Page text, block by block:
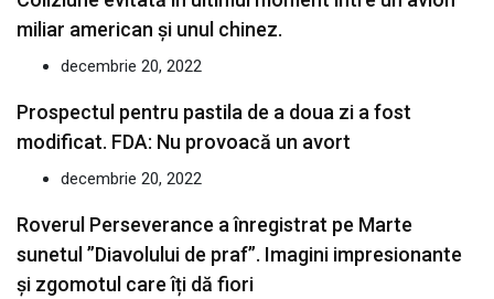
miliar american şi unul chinez.
decembrie 20, 2022
Prospectul pentru pastila de a doua zi a fost
modificat. FDA: Nu provoacă un avort
decembrie 20, 2022
Roverul Perseverance a înregistrat pe Marte
sunetul ”Diavolului de praf”. Imagini impresionante
și zgomotul care îți dă fiori